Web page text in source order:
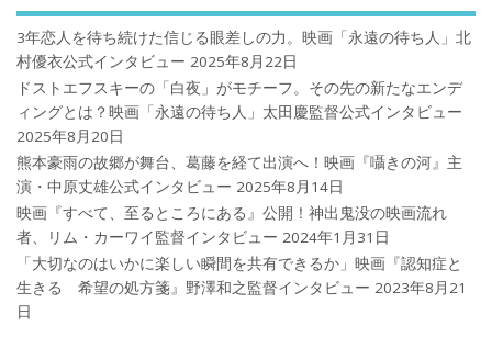
3年恋人を待ち続けた信じる眼差しの力。映画「永遠の待ち人」北
村優衣公式インタビュー 2025年8月22日
ドストエフスキーの「白夜」がモチーフ。その先の新たなエンデ
ィングとは？映画「永遠の待ち人」太田慶監督公式インタビュー
2025年8月20日
熊本豪雨の故郷が舞台、葛藤を経て出演へ！映画『囁きの河』主
演・中原丈雄公式インタビュー 2025年8月14日
映画『すべて、至るところにある』公開！神出鬼没の映画流れ
者、リム・カーワイ監督インタビュー 2024年1月31日
「大切なのはいかに楽しい瞬間を共有できるか」映画『認知症と
生きる 希望の処方箋』野澤和之監督インタビュー 2023年8月21
日